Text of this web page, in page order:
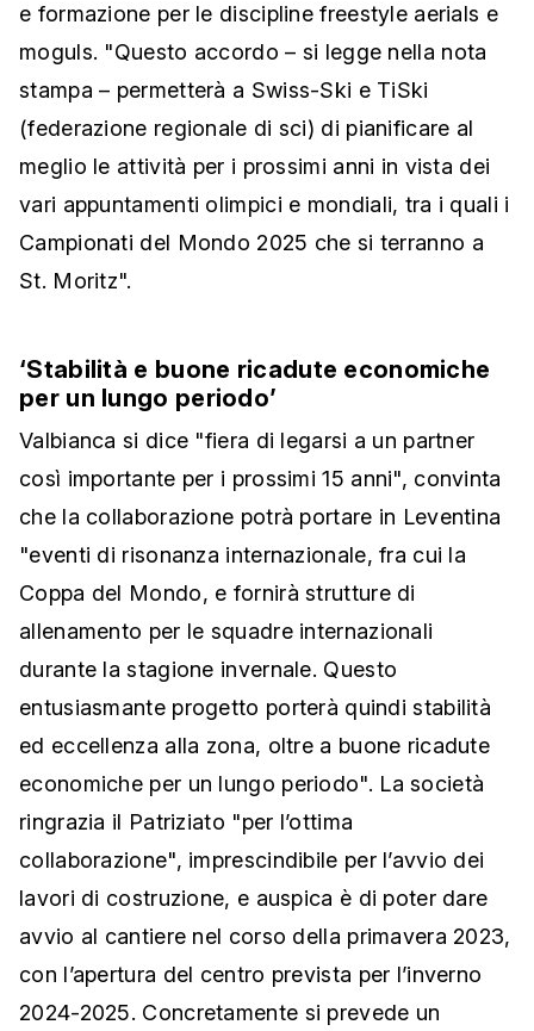
e formazione per le discipline freestyle aerials e
moguls. "Questo accordo – si legge nella nota
stampa – permetterà a Swiss-Ski e TiSki
(federazione regionale di sci) di pianificare al
meglio le attività per i prossimi anni in vista dei
vari appuntamenti olimpici e mondiali, tra i quali i
Campionati del Mondo 2025 che si terranno a
St. Moritz".
‘Stabilità e buone ricadute economiche
per un lungo periodo’
Valbianca si dice "fiera di legarsi a un partner
così importante per i prossimi 15 anni", convinta
che la collaborazione potrà portare in Leventina
"eventi di risonanza internazionale, fra cui la
Coppa del Mondo, e fornirà strutture di
allenamento per le squadre internazionali
durante la stagione invernale. Questo
entusiasmante progetto porterà quindi stabilità
ed eccellenza alla zona, oltre a buone ricadute
economiche per un lungo periodo". La società
ringrazia il Patriziato "per l’ottima
collaborazione", imprescindibile per l’avvio dei
lavori di costruzione, e auspica è di poter dare
avvio al cantiere nel corso della primavera 2023,
con l’apertura del centro prevista per l’inverno
2024-2025. Concretamente si prevede un